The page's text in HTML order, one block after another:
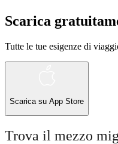
Scarica
Tutte le tue esigenze di
Scarica su App Store
Trova il mezzo